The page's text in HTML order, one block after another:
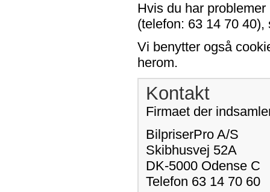
Hvis du har
(telefon: 63 14 70
Vi benytter også
herom.
Kontakt
Firmaet der
BilpriserPro A/S
Skibhusvej 52A
DK-5000 Odense C
Telefon 63 14 70 60